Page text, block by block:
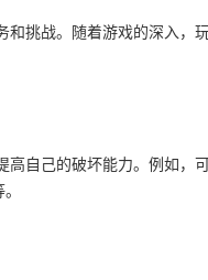
挑战。随着游戏的深入，
自己的破坏能力。例如，